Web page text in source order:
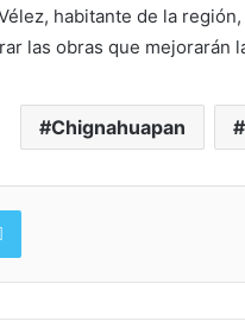
habitante de la
las obras que
Chignahuapan
Twitter